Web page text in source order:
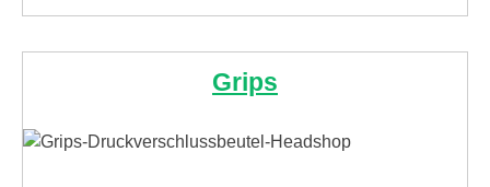
Grips